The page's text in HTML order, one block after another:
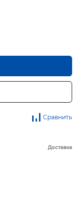
Сравнить
Доставка